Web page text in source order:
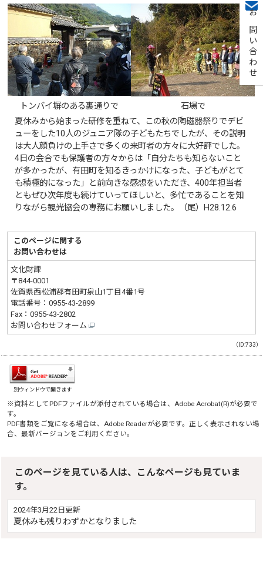
お問い合わせ
トンバイ塀のある裏通りで
石場で
夏休みから始まった研修を重ねて、この秋の陶磁器祭りでデビ
ューをした10人のジュニア隊の子どもたちでしたが、その説明
は大人顔負けの上手さで多くの来町者の方々に大好評でした。
4日の会合でも保護者の方々からは「自分たちも知らないこと
が多かったが、有田町を知るきっかけになった、子どもがとて
も積極的になった」と前向きな感想をいただき、400年担当者
ともぜひ次年度も続けていってほしいと、多忙であることを知
りながら観光協会の専務にお願いしました。（尾）H28.12.6
このページに関する
お問い合わせは
文化財課
〒844-0001
佐賀県西松浦郡有田町泉山1丁目4番1号
電話番号：0955-43-2899
Fax：0955-43-2802
お問い合わせフォーム
（ID:733）
別ウィンドウで開きます
※資料としてPDFファイルが添付されている場合は、Adobe Acrobat(R)が必要で
す。
PDF書類をご覧になる場合は、Adobe Readerが必要です。正しく表示されない場
合、最新バージョンをご利用ください。
このページを見ている人は、こんなページも見ていま
す。
2024年3月22日更新
夏休みも残りわずかとなりました